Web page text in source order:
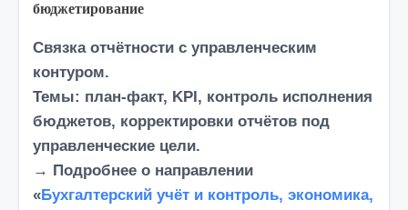
бюджетирование
Связка отчётности с управленческим
контуром.
Темы: план-факт, KPI, контроль исполнения
бюджетов, корректировки отчётов под
управленческие цели.
→ Подробнее о направлении
«Бухгалтерский учёт и контроль, экономика,